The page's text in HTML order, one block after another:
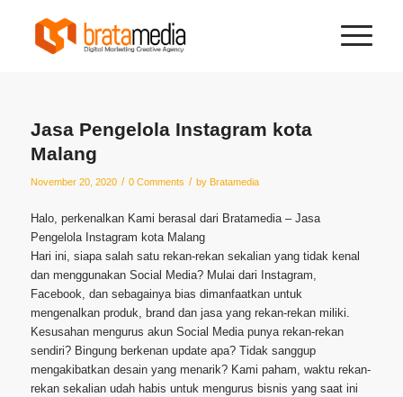
Jasa Pengelola Instagram kota
Malang
November 20, 2020 / 0 Comments / by Bratamedia
Halo, perkenalkan Kami berasal dari Bratamedia – Jasa
Pengelola Instagram kota Malang
Hari ini, siapa salah satu rekan-rekan sekalian yang tidak kenal
dan menggunakan Social Media? Mulai dari Instagram,
Facebook, dan sebagainya bias dimanfaatkan untuk
mengenalkan produk, brand dan jasa yang rekan-rekan miliki.
Kesusahan mengurus akun Social Media punya rekan-rekan
sendiri? Bingung berkenan update apa? Tidak sanggup
mengakibatkan desain yang menarik? Kami paham, waktu rekan-
rekan sekalian udah habis untuk mengurus bisnis yang saat ini